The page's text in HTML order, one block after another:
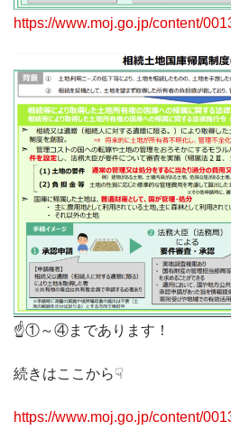
https://www.moj.go.jp/content/
☝①～④まであります！
続きはここから☟
https://www.moj.go.jp/content/